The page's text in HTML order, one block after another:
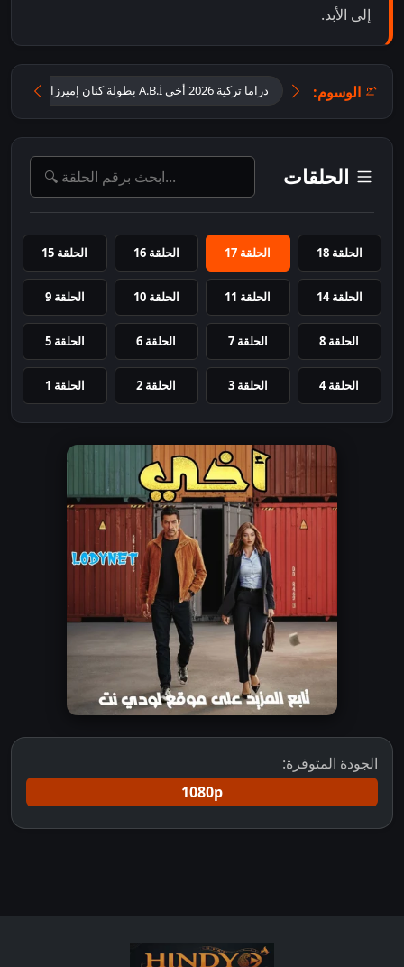
إلى الأبد.
الوسوم: دراما تركية 2026 أخي A.B.İ بطولة كنان إميرزالي أوغلو
الحلقات
الحلقة 18 الحلقة 17 الحلقة 16 الحلقة 15
الحلقة 14 الحلقة 11 الحلقة 10 الحلقة 9
الحلقة 8 الحلقة 7 الحلقة 6 الحلقة 5
الحلقة 4 الحلقة 3 الحلقة 2 الحلقة 1
الجودة المتوفرة:
1080p